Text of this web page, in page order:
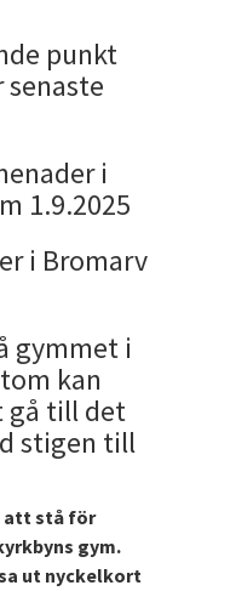
punkt
i
1.9.2025
i Bromarv
gymmet i
kan
gå till det
stigen till
att stå för
gym.
ut nyckelkort